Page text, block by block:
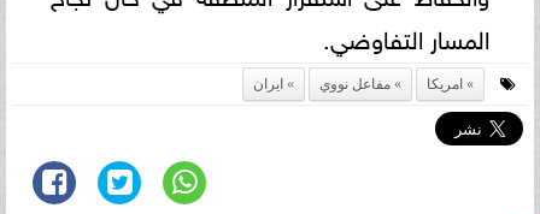
المسار التفاوضي.
امريكا مفاعل نووي ايران